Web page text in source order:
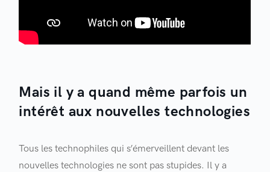
Mais il y a quand même parfois un
intérêt aux nouvelles technologies
Tous les technophiles qui s’émerveillent devant les
nouvelles technologies ne sont pas stupides. Il y a